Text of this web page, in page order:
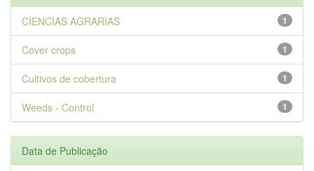
1
CIENCIAS AGRARIAS
1
Cover crops
1
Cultivos de cobertura
1
Weeds - Control
Data de Publicação